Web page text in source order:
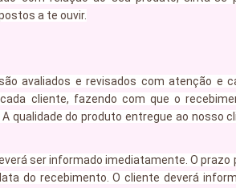
a te ouvir.
avaliados e revisados com atenção e
cliente, fazendo com que o
qualidade do produto entregue ao nosso
ser informado imediatamente. O prazo
do recebimento. O cliente deverá